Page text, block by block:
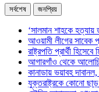
সর্বশেষ জনপ্রিয়
‘সালমান শাহকে হত্যায়
আওয়ামী লীগের সাবেক
রাষ্ট্রপতি প্রার্থী
আগারগাঁও থেকে
কানাডায় ভয়াবহ
যুক্তরাষ্ট্রকে কোনো